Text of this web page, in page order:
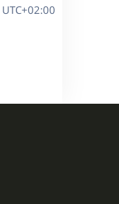
UTC+02:00